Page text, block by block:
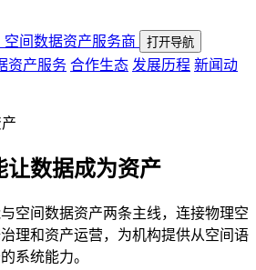
空间数据资产服务商
打开导航
资产服务 合作生态 发展历程 新闻动
让数据成为资产
空间数据资产两条主线，连接物理空
理和资产运营，为机构提供从空间语
系统能力。